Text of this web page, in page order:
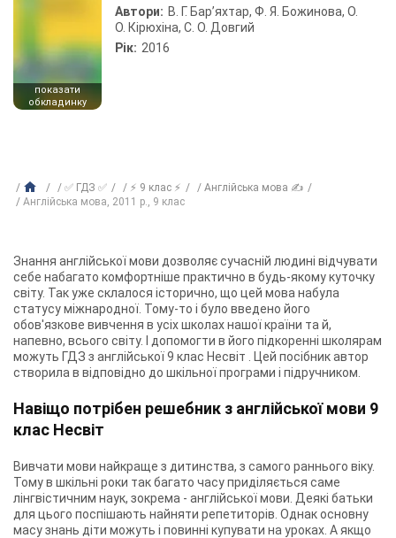
показати
обкладинку
Автори: В. Г. Бар’яхтар, Ф. Я. Божинова, О.
О. Кірюхіна, С. О. Довгий
Рік: 2016
✅ ГДЗ ✅ ⚡ 9 клас ⚡
Англійська мова ✍
Англійська мова, 2011 р., 9 клас
Знання англійської мови дозволяє сучасній людині відчувати
себе набагато комфортніше практично в будь-якому куточку
світу. Так уже склалося історично, що цей мова набула
статусу міжнародної. Тому-то і було введено його
обов'язкове вивчення в усіх школах нашої країни та й,
напевно, всього світу. І допомогти в його підкоренні школярам
можуть ГДЗ з англійської 9 клас Несвіт
. Цей посібник автор
створила в відповідно до шкільної програми і підручником.
Навіщо потрібен решебник з англійської мови 9
клас Несвіт
Вивчати мови найкраще з дитинства, з самого раннього віку.
Тому в шкільні роки так багато часу приділяється саме
лінгвістичним наук, зокрема - англійської мови. Деякі батьки
для цього поспішають найняти репетиторів. Однак основну
масу знань діти можуть і повинні купувати на уроках. А якщо